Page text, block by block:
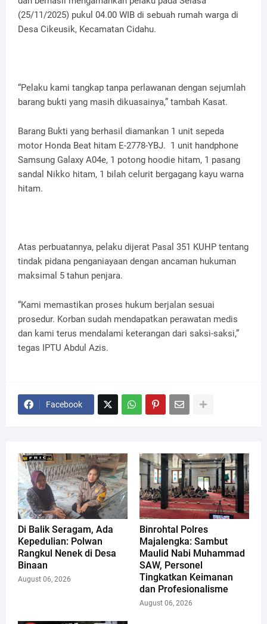
(25/11/2025) pukul 04.00 WIB di sebuah rumah warga di
Desa Cikeusik, Kecamatan Cidahu.
“Pelaku kami tangkap tanpa perlawanan dengan sejumlah
barang bukti yang masih dikuasainya,” tambah Kasat.
Barang Bukti yang berhasil diamankan 1 unit sepeda
motor Honda Beat hitam E-2778-YBJ. 1 unit handphone
Samsung Galaxy A04e, 1 potong hoodie hitam, 1 pasang
sandal Nikko hitam, 1 bilah celurit bergagang kayu warna
hitam.
Atas perbuatannya, pelaku dijerat Pasal 351 KUHP tentang
tindak pidana penganiayaan dengan ancaman hukuman
maksimal 5 tahun penjara.
“Kami memastikan proses hukum berjalan sesuai
prosedur. Korban sudah mendapatkan perawatan medis
dan kami terus mendalami keterangan dari saksi-saksi,”
tegas IPTU Abdul Azis.
Facebook
Di Balik Seragam, Ada
Kepedulian: Polwan
Rangkul Nenek di Desa
Binaan
August 06, 2026
Binrohtal Polres
Majalengka: Sambut
Maulid Nabi Muhammad
SAW, Personel
Tingkatkan Keimanan
dan Profesionalisme
August 06, 2026